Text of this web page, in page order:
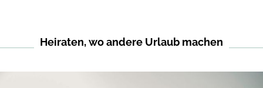
Heiraten, wo andere Urlaub machen